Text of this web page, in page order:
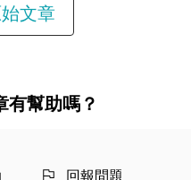
文章
有幫助嗎？
回報問題